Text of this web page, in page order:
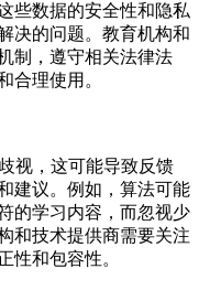
些数据的安全性和隐私
决的问题。教育机构和
制，遵守相关法律法
合理使用。
视，这可能导致反馈
建议。例如，算法可能
的学习内容，而忽视少
和技术提供商需要关注
性和包容性。